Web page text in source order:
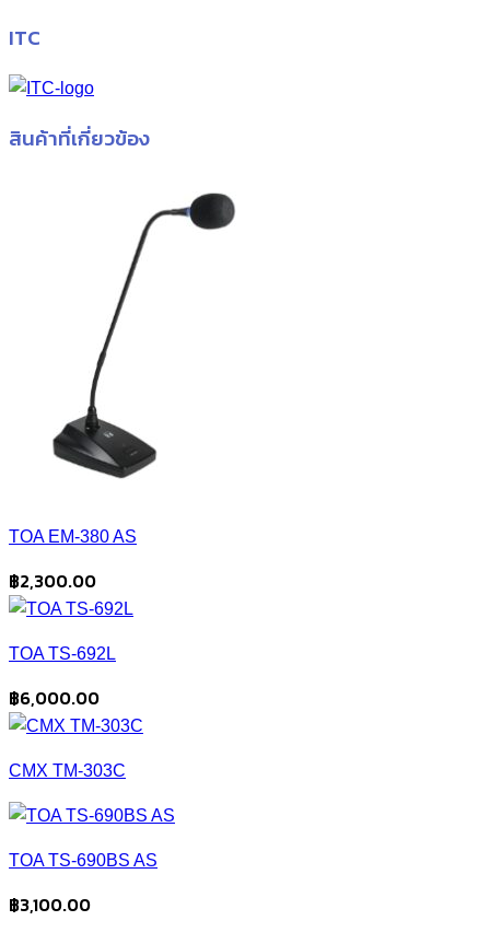
ITC
สินค้าที่เกี่ยวข้อง
TOA EM-380 AS
฿2,300.00
TOA TS-692L
฿6,000.00
CMX TM-303C
TOA TS-690BS AS
฿3,100.00